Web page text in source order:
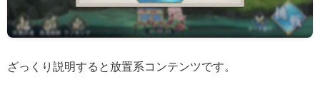
ざっくり説明すると放置系コンテンツです。